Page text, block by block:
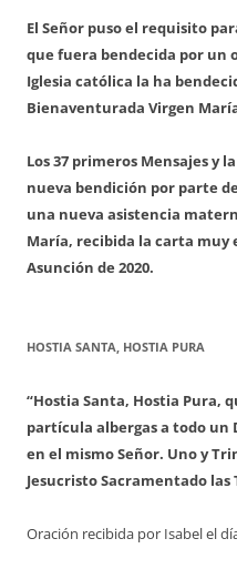
El Señor puso el requisito
que fuera bendecida por un
Iglesia católica la ha
Bienaventurada Virgen
Los 37 primeros Mensajes y
nueva bendición por parte
una nueva asistencia
María, recibida la carta muy
Asunción de 2020.
HOSTIA SANTA, HOSTIA PURA
“Hostia Santa, Hostia Pura,
partícula albergas a todo un
en el mismo Señor. Uno y
Jesucristo Sacramentado las
Oración recibida por Isabel el